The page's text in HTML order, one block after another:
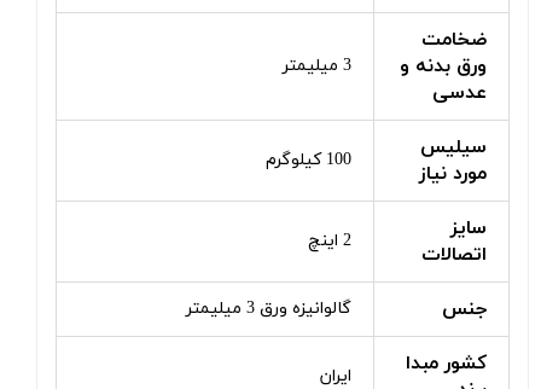
ضخامت
ورق بدنه و
عدسی
3 میلیمتر
سیلیس
مورد نیاز
100 کیلوگرم
سایز
اتصالات
2 اینچ
جنس گالوانیزه ورق 3 میلیمتر
کشور مبدا
ایران